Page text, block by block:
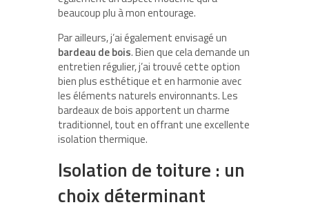
beaucoup plu à mon entourage.
Par ailleurs, j’ai également envisagé un
bardeau de bois. Bien que cela demande un
entretien régulier, j’ai trouvé cette option
bien plus esthétique et en harmonie avec
les éléments naturels environnants. Les
bardeaux de bois apportent un charme
traditionnel, tout en offrant une excellente
isolation thermique.
Isolation de toiture : un
choix déterminant